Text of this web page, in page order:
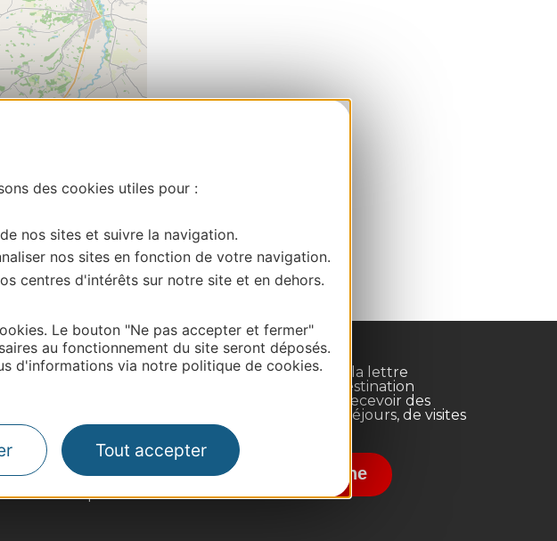
des cookies utiles pour :
nos sites et suivre la navigation.
nos sites en fonction de votre navigation.
centres d'intérêts sur notre site et en dehors.
Le bouton "Ne pas accepter et fermer"
au fonctionnement du site seront déposés.
d'informations via notre politique de cookies.
Tout accepter
©OpenStreetMap contributors
à votre espace
en ligne (photos,
d'Occitanie
presse et d'influence
Voyagistes
Sport
Inscrivez-vous à la lettre
d'information Destination
Occitanie pour recevoir des
suggestions de séjours, de visites
Je m'abonne